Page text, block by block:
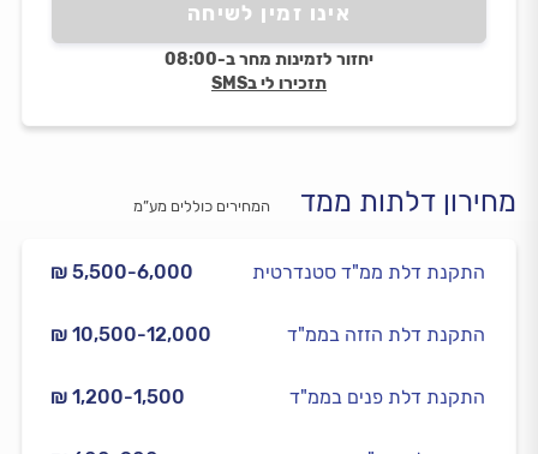
אינו זמין לשיחה
יחזור לזמינות מחר ב-08:00
תזכירו לי בSMS
מחירון דלתות ממד המחירים כוללים מע”מ
₪ 5,500-6,000 התקנת דלת ממ"ד סטנדרטית
₪ 10,500-12,000 התקנת דלת הזזה בממ"ד
₪ 1,200-1,500 התקנת דלת פנים בממ"ד